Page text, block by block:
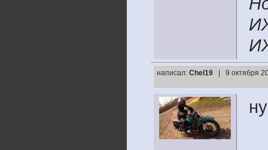
написал: Chel19 | 9 октября